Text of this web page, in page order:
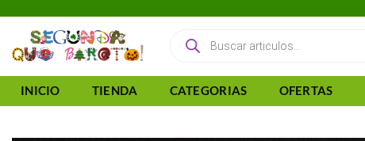
contenido
productos
INICIO TIENDA CATEGORIAS OFERTAS